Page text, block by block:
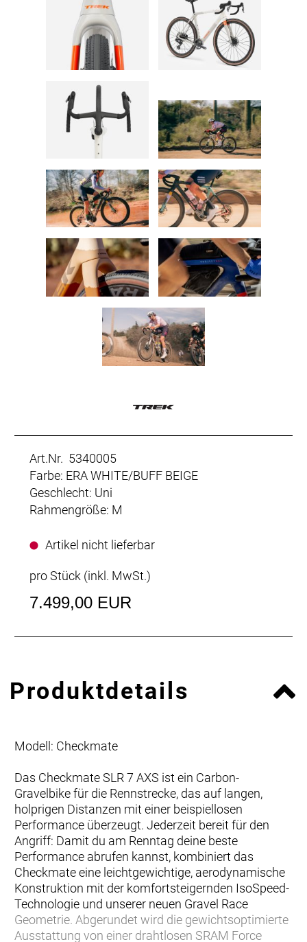
Art.Nr. 5340005
Farbe: ERA WHITE/BUFF BEIGE
Geschlecht: Uni
Rahmengröße: M
Artikel nicht lieferbar
pro Stück (inkl. MwSt.)
7.499,00 EUR
Produktdetails
Modell: Checkmate
Das Checkmate SLR 7 AXS ist ein Carbon-
Gravelbike für die Rennstrecke, das auf langen,
holprigen Distanzen mit einer beispiellosen
Performance überzeugt. Jederzeit bereit für den
Angriff: Damit du am Renntag deine beste
Performance abrufen kannst, kombiniert das
Checkmate eine leichtgewichtige, aerodynamische
Konstruktion mit der komfortsteigernden IsoSpeed-
Technologie und unserer neuen Gravel Race
Geometrie. Abgerundet wird die gewichtsoptimierte
Ausstattung von einer drahtlosen SRAM Force